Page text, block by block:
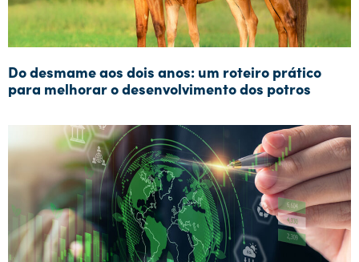
Do desmame aos dois anos: um roteiro prático
para melhorar o desenvolvimento dos potros